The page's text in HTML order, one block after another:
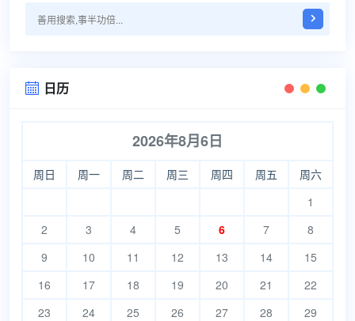
 日历
2026年8月6日
周日 周一 周二 周三 周四 周五
周六
1
2
3 4 5 6 7
8
9
10 11 12 13 14
15
16
17 18 19 20 21
22
23
24 25 26 27 28
29